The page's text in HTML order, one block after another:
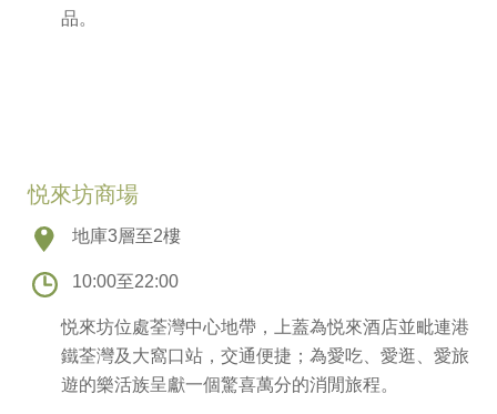
品。
悦來坊商場
地庫3層至2樓
10:00至22:00
悦來坊位處荃灣中心地帶，上蓋為悦來酒店並毗連港
鐵荃灣及大窩口站，交通便捷；為愛吃、愛逛、愛旅
遊的樂活族呈獻一個驚喜萬分的消閒旅程。